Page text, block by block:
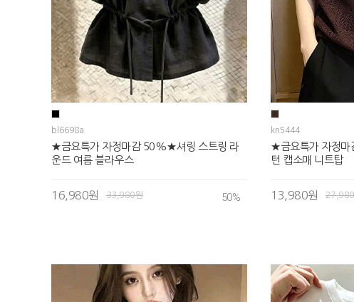
bl6698a
★금요특가 자정마감 50%★셔링 스트링 라
운드 여름 블라우스
16,980원 33,980원 50%
kn5444
★금요특가 자정
턴 캡소매 니트탑
13,980원